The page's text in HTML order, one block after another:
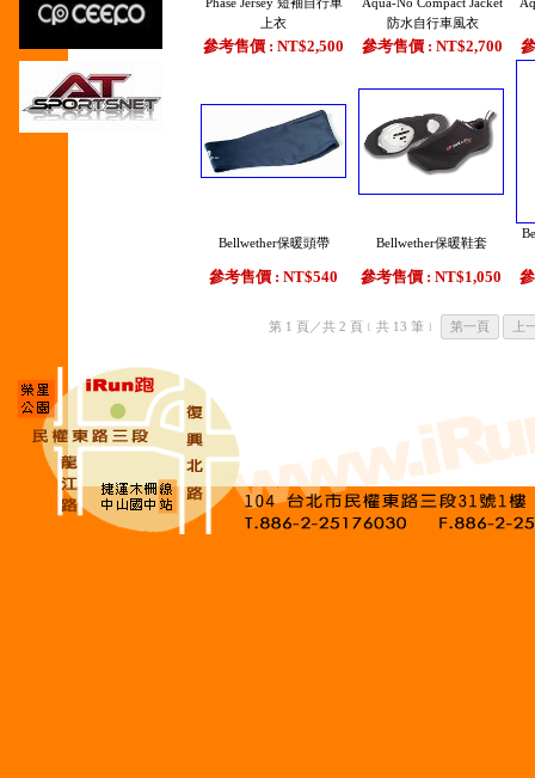
上衣
防水自行車風衣
參考售價 : NT$2,500 參考售價 : NT$2,700
Bellwether保暖頭帶 Bellwether保暖鞋套
參考售價 : NT$540 參考售價 : NT$1,050
第 1 頁／共 2 頁﹝共 13 筆﹞